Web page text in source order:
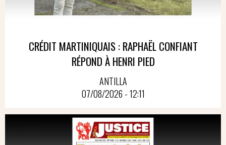
CRÉDIT MARTINIQUAIS : RAPHAËL CONFIANT
RÉPOND À HENRI PIED
ANTILLA
07/08/2026 - 12:11